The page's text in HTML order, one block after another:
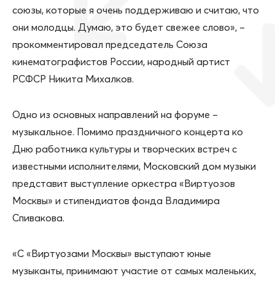
союзы, которые я очень поддерживаю и считаю, что
они молодцы. Думаю, это будет свежее слово», –
прокомментировал председатель Союза
кинематографистов России, народный артист
РСФСР Никита Михалков.
Одно из основных направлений на форуме –
музыкальное. Помимо праздничного концерта ко
Дню работника культуры и творческих встреч с
известными исполнителями, Московский дом музыки
представит выступление оркестра «Виртуозов
Москвы» и стипендиатов фонда Владимира
Спивакова.
«С «Виртуозами Москвы» выступают юные
музыканты, принимают участие от самых маленьких,